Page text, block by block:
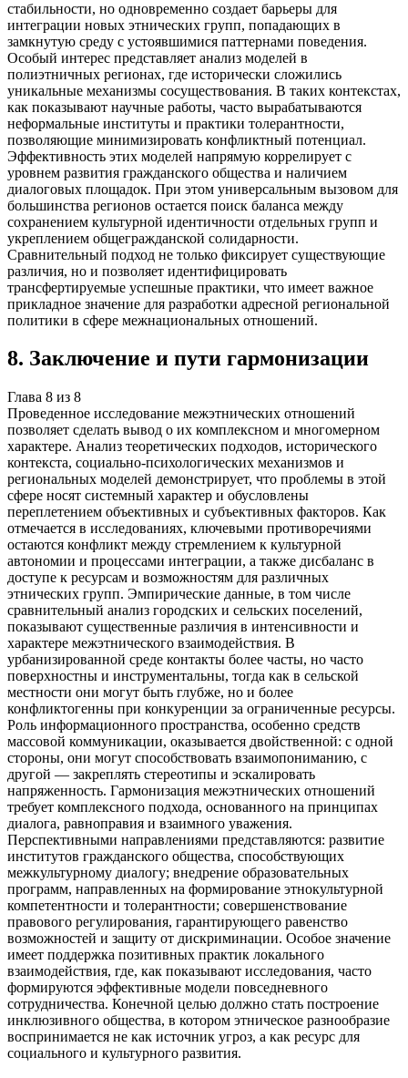
стабильности, но одновременно создает барьеры для
интеграции новых этнических групп, попадающих в
замкнутую среду с устоявшимися паттернами поведения.
Особый интерес представляет анализ моделей в
полиэтничных регионах, где исторически сложились
уникальные механизмы сосуществования. В таких контекстах,
как показывают научные работы, часто вырабатываются
неформальные институты и практики толерантности,
позволяющие минимизировать конфликтный потенциал.
Эффективность этих моделей напрямую коррелирует с
уровнем развития гражданского общества и наличием
диалоговых площадок. При этом универсальным вызовом для
большинства регионов остается поиск баланса между
сохранением культурной идентичности отдельных групп и
укреплением общегражданской солидарности.
Сравнительный подход не только фиксирует существующие
различия, но и позволяет идентифицировать
трансфертируемые успешные практики, что имеет важное
прикладное значение для разработки адресной региональной
политики в сфере межнациональных отношений.
8. Заключение и пути гармонизации
Глава 8 из 8
Проведенное исследование межэтнических отношений
позволяет сделать вывод о их комплексном и многомерном
характере. Анализ теоретических подходов, исторического
контекста, социально-психологических механизмов и
региональных моделей демонстрирует, что проблемы в этой
сфере носят системный характер и обусловлены
переплетением объективных и субъективных факторов. Как
отмечается в исследованиях, ключевыми противоречиями
остаются конфликт между стремлением к культурной
автономии и процессами интеграции, а также дисбаланс в
доступе к ресурсам и возможностям для различных
этнических групп. Эмпирические данные, в том числе
сравнительный анализ городских и сельских поселений,
показывают существенные различия в интенсивности и
характере межэтнического взаимодействия. В
урбанизированной среде контакты более часты, но часто
поверхностны и инструментальны, тогда как в сельской
местности они могут быть глубже, но и более
конфликтогенны при конкуренции за ограниченные ресурсы.
Роль информационного пространства, особенно средств
массовой коммуникации, оказывается двойственной: с одной
стороны, они могут способствовать взаимопониманию, с
другой — закреплять стереотипы и эскалировать
напряженность. Гармонизация межэтнических отношений
требует комплексного подхода, основанного на принципах
диалога, равноправия и взаимного уважения.
Перспективными направлениями представляются: развитие
институтов гражданского общества, способствующих
межкультурному диалогу; внедрение образовательных
программ, направленных на формирование этнокультурной
компетентности и толерантности; совершенствование
правового регулирования, гарантирующего равенство
возможностей и защиту от дискриминации. Особое значение
имеет поддержка позитивных практик локального
взаимодействия, где, как показывают исследования, часто
формируются эффективные модели повседневного
сотрудничества. Конечной целью должно стать построение
инклюзивного общества, в котором этническое разнообразие
воспринимается не как источник угроз, а как ресурс для
социального и культурного развития.